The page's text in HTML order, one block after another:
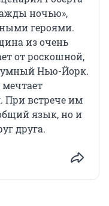
ночью»,
героями.
из очень
от роскошной,
Нью-Йорк.
При встрече им
язык, но и
друга.